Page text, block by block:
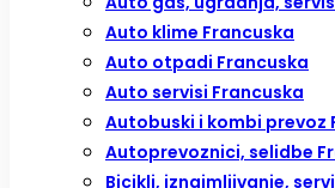
Auto klime Francuska
Auto otpadi Francuska
Auto servisi Francuska
Autobuski i kombi prevoz
Autoprevoznici, selidbe
Bicikli, iznajmljivanje,